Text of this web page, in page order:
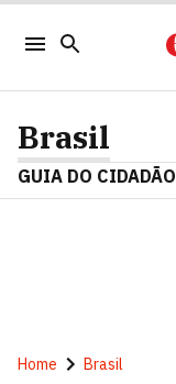
Brasil
GUIA DO CIDADÃO
Home Brasil